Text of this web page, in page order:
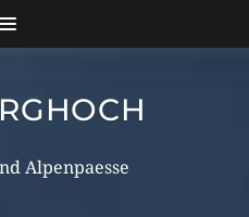
Alpenpaesse